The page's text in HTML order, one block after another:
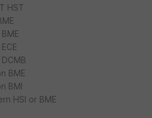
HST
BME
BMI
HSI or BME